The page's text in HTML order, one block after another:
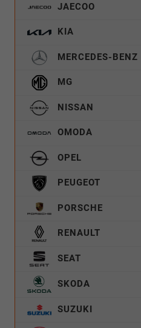
JAECOO
KIA
MERCEDES-BENZ
MG
NISSAN
OMODA
OPEL
PEUGEOT
PORSCHE
RENAULT
SEAT
SKODA
SUZUKI